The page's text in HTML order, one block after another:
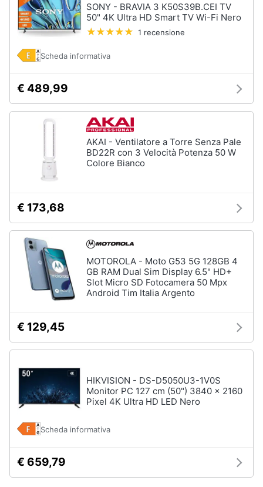
SONY - BRAVIA 3 K50S39B.CEI TV
50" 4K Ultra HD Smart TV Wi-Fi Nero
1 recensione
Scheda informativa
€ 489,99
AKAI - Ventilatore a Torre Senza Pale
BD22R con 3 Velocità Potenza 50 W
Colore Bianco
€ 173,68
MOTOROLA - Moto G53 5G 128GB 4
GB RAM Dual Sim Display 6.5" HD+
Slot Micro SD Fotocamera 50 Mpx
Android Tim Italia Argento
€ 129,45
HIKVISION - DS-D5050U3-1V0S
Monitor PC 127 cm (50") 3840 x 2160
Pixel 4K Ultra HD LED Nero
Scheda informativa
€ 659,79